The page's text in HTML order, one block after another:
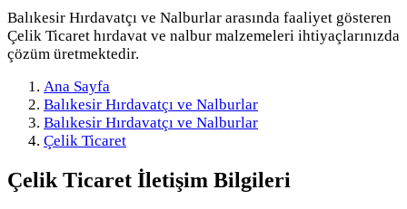
Balıkesir Hırdavatçı ve Nalburlar arasında faaliyet gösteren
Çelik Ticaret hırdavat ve nalbur malzemeleri ihtiyaçlarınızda
çözüm üretmektedir.
Ana Sayfa
Balıkesir Hırdavatçı ve Nalburlar
Balıkesir Hırdavatçı ve Nalburlar
Çelik Ticaret
Çelik Ticaret İletişim Bilgileri